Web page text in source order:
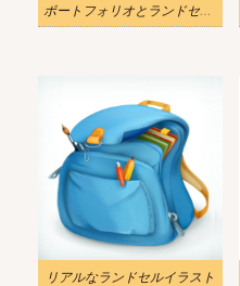
ポートフォリオとランドセルのイラスト
リアルなランドセルイラスト